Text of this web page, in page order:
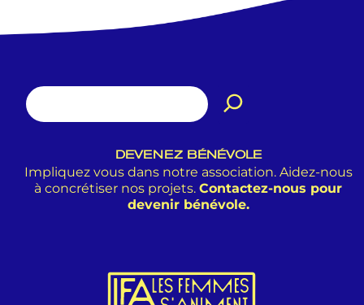
DEVENEZ BÉNÉVOLE
Impliquez vous dans notre association. Aidez-nous
à concrétiser nos projets. Contactez-nous pour
devenir bénévole.